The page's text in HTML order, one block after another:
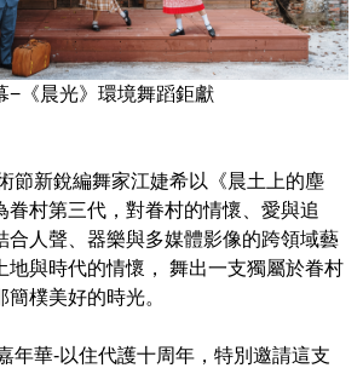
−《晨光》環境舞蹈鉅獻
節新銳編舞家江婕希以《晨土上的塵
眷村第三代，對眷村的情懷、愛與追
合人聲、器樂與多媒體影像的跨領域藝
地與時代的情懷， 舞出一支獨屬於眷村
樸美好的時光。
年華-以住代護十周年，特別邀請這支